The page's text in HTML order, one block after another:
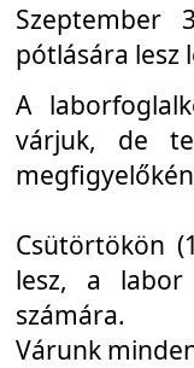
Szeptember
pótlására lesz
A
várjuk, de
Csütörtökön
lesz, a labor
számára.
Várunk